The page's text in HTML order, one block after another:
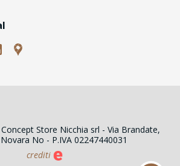
Store Nicchia srl - Via Brandate,
No - P.IVA 02247440031
crediti